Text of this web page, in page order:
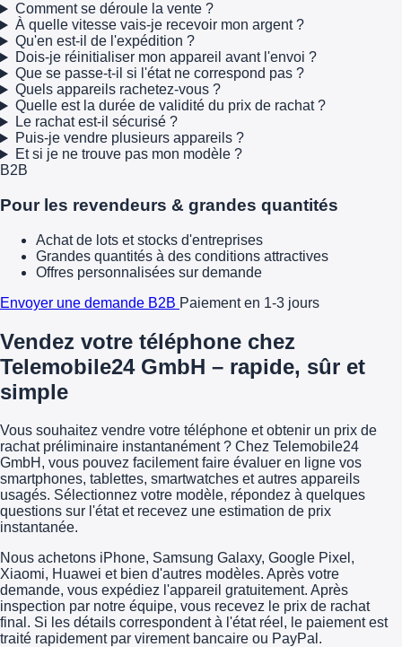
Comment se déroule la vente ?
À quelle vitesse vais-je recevoir mon argent ?
Qu'en est-il de l'expédition ?
Dois-je réinitialiser mon appareil avant l'envoi ?
Que se passe-t-il si l'état ne correspond pas ?
Quels appareils rachetez-vous ?
Quelle est la durée de validité du prix de rachat ?
Le rachat est-il sécurisé ?
Puis-je vendre plusieurs appareils ?
Et si je ne trouve pas mon modèle ?
B2B
Pour les revendeurs & grandes quantités
Achat de lots et stocks d'entreprises
Grandes quantités à des conditions attractives
Offres personnalisées sur demande
Envoyer une demande B2B Paiement en 1-3 jours
Vendez votre téléphone chez
Telemobile24 GmbH – rapide, sûr et
simple
Vous souhaitez vendre votre téléphone et obtenir un prix de
rachat préliminaire instantanément ? Chez Telemobile24
GmbH, vous pouvez facilement faire évaluer en ligne vos
smartphones, tablettes, smartwatches et autres appareils
usagés. Sélectionnez votre modèle, répondez à quelques
questions sur l'état et recevez une estimation de prix
instantanée.
Nous achetons iPhone, Samsung Galaxy, Google Pixel,
Xiaomi, Huawei et bien d'autres modèles. Après votre
demande, vous expédiez l'appareil gratuitement. Après
inspection par notre équipe, vous recevez le prix de rachat
final. Si les détails correspondent à l'état réel, le paiement est
traité rapidement par virement bancaire ou PayPal.